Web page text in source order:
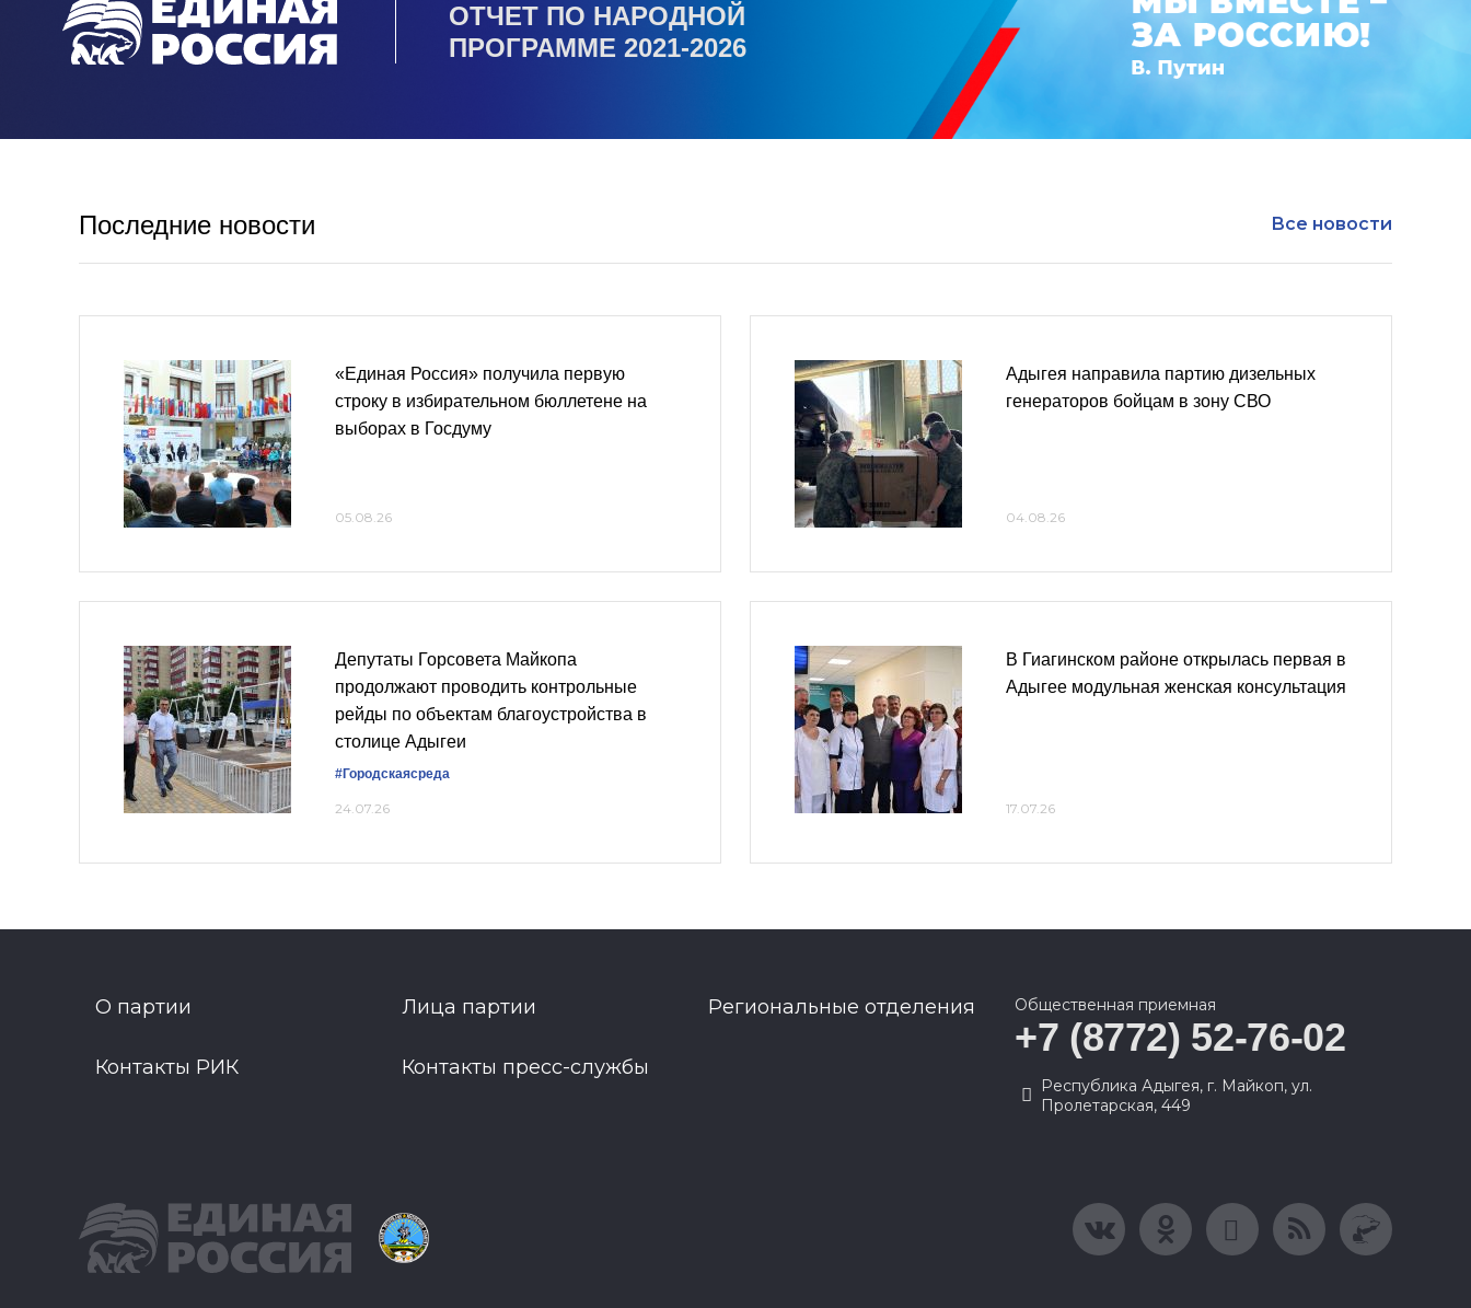
ОТЧЕТ ПО НАРОДНОЙ
ПРОГРАММЕ 2021-2026
Последние новости Все новости
«Единая Россия» получила первую
строку в избирательном бюллетене на
выборах в Госдуму
05.08.26
Адыгея направила партию дизельных
генераторов бойцам в зону СВО
04.08.26
Депутаты Горсовета Майкопа
продолжают проводить контрольные
рейды по объектам благоустройства в
столице Адыгеи
#Городскаясреда
24.07.26
В Гиагинском районе открылась первая в
Адыгее модульная женская консультация
17.07.26
О партии Лица партии Региональные отделения
Контакты РИК Контакты пресс-службы
Общественная приемная
+7 (8772) 52-76-02
Республика Адыгея, г. Майкоп, ул.
Пролетарская, 449